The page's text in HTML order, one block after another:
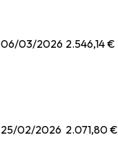
06/03/2026 2.546,14 €
25/02/2026 2.071,80 €